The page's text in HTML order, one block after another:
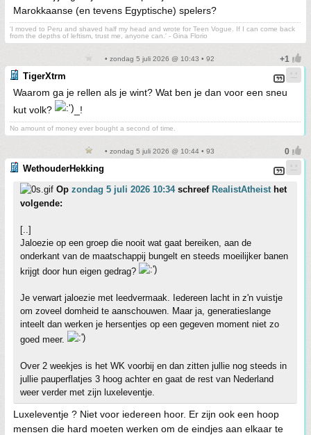
Marokkaanse (en tevens Egyptische) spelers?
'I moved to Peru and shaved half my head and wrote for Teen Vogue. If I can come back
from the depths of leftism, trust me, anyone can.' - Gina Florio
• zondag 5 juli 2026 @ 10:43 • 92
TigerXtrm
Waarom ga je rellen als je wint? Wat ben je dan voor een sneu
kut volk?
_!
No amount of money ever bought a second of time.
• zondag 5 juli 2026 @ 10:44 • 93
WethouderHekking
Op zondag 5 juli 2026 10:34schreef RealistAtheisthet
volgende:
[..]
Jaloezie op een groep die nooit wat gaat bereiken, aan de
onderkant van de maatschappij bungelt en steeds moeilijker banen
krijgt door hun eigen gedrag?
Je verwart jaloezie met leedvermaak. Iedereen lacht in z'n vuistje
om zoveel domheid te aanschouwen. Maar ja, generatieslange
inteelt dan werken je hersentjes op een gegeven moment niet zo
goed meer.
Over 2 weekjes is het WK voorbij en dan zitten jullie nog steeds in
jullie pauperflatjes 3 hoog achter en gaat de rest van Nederland
weer verder met zijn luxeleventje.
Luxeleventje ? Niet voor iedereen hoor. Er zijn ook een hoop
mensen die hard moeten werken om de eindjes aan elkaar te